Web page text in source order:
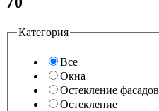
Категория
Все
Окна
Остекление фасадов
Остекление